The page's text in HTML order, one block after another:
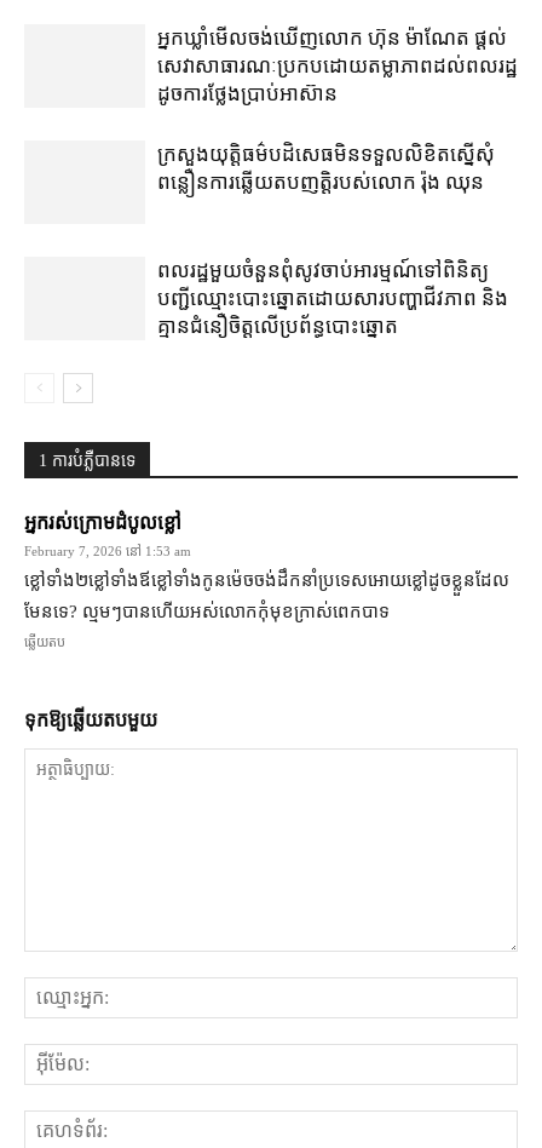
អ្នកឃ្លាំមើល​ចង់​ឃើញ​លោក ហ៊ុន ម៉ាណែត ផ្ដល់​
សេវា​សាធារណៈ​ប្រកបដោយ​តម្លាភាព​ដល់​ពលរដ្ឋ​
ដូច​ការ​ថ្លែង​ប្រាប់​អាស៊ាន
ក្រសួងយុត្តិធម៌​បដិសេធ​មិន​ទទួល​លិខិត​ស្នើសុំ​
ពន្លឿន​ការ​ឆ្លើយតប​ញត្តិ​របស់​លោក រ៉ុង ឈុន
ពលរដ្ឋ​មួយចំនួន​ពុំ​សូវ​ចាប់អារម្មណ៍​ទៅ​ពិនិត្យ​
បញ្ជី​ឈ្មោះ​បោះឆ្នោត​ដោយសារ​បញ្ហា​ជីវភាព និង​
គ្មាន​ជំនឿ​ចិត្ត​លើ​ប្រព័ន្ធ​បោះឆ្នោត
1 ការ​បំភ្លឺ​បាន​ទេ
អ្នករស់ក្រោមដំបូលខ្លៅ
February 7, 2026 នៅ 1:53 am
ខ្លៅទាំង២ខ្លៅទាំងឪខ្លៅទាំងកូនម៉េចចង់ដឹកនាំប្រទេសអោយខ្លៅដូចខ្លួនដែល
មែនទេ? ល្មមៗបានហើយអស់លោកកុំមុខក្រាស់ពេកបាទ
ឆ្លើយតប
ទុក​ឱ្យ​ឆ្លើយ​តប​មួយ